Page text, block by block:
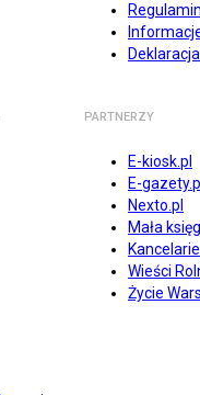
PARTNERZY
E-kiosk.pl
E-gazety.pl
Nexto.pl
Mała
Wieści
Życie